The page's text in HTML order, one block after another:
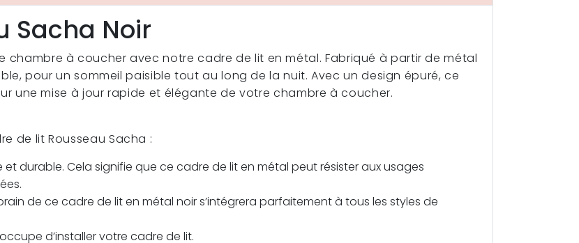
Sacha Noir
chambre à coucher avec notre cadre de lit en métal. Fabriqué à partir de métal
pour un sommeil paisible tout au long de la nuit. Avec un design épuré, ce
une mise à jour rapide et élégante de votre chambre à coucher.
de lit Rousseau Sacha :
durable. Cela signifie que ce cadre de lit en métal peut résister aux usages
de ce cadre de lit en métal noir s’intégrera parfaitement à tous les styles de
d’installer votre cadre de lit.